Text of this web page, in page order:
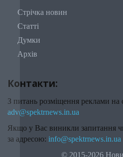
Стрічка новин
Статті
Думки
Архів
Контакти:
З питань розміщення реклами на
adv@spektrnews.in.ua
Якщо у Вас виникли запитання
за адресою: info@spektrnews.in.ua
© 2015-2026